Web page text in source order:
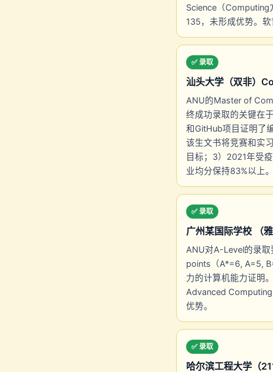
Science（
135，未形成优势。
✅ 录取
汕头大学（双非）
ANU的Master of
终成功录取的关键在
和GitHub项目证明了
该生文书将竞赛和实
目标；3）2021年受
业均分保持83%以上。
✅ 录取
广州某国际学校 （
ANU对A-Level的录
points（A*=6, A=5,
力的计算机能力证明
Advanced
优势。
✅ 录取
哈尔滨工程大学（